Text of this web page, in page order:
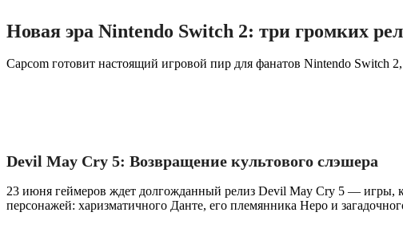
Новая эра Nintendo Switch 2: три громких
Capcom готовит настоящий игровой пир для фанатов Nintendo Switch
Devil May Cry 5: Возвращение культового слэшера
23 июня геймеров ждет долгожданный релиз Devil May Cry 5 — игры,
персонажей: харизматичного Данте, его племянника Неро и